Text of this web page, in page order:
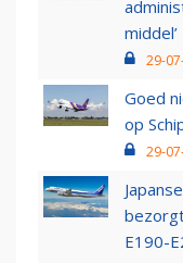
middel’
29-
Goed
op
29-
E190-